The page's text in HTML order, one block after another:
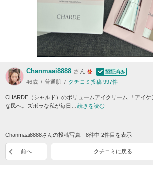
Chanmaai8888 さん
46歳 普通肌 クチコミ投稿 997件
CHARDE（シャルド）のボリュームアイクリーム 「アイケ
な民へ。ズボラな私が毎日… 続きを読む
Chanmaai8888さんの投稿写真 - 8件中 2件目を表示
前へ クチコミに戻る